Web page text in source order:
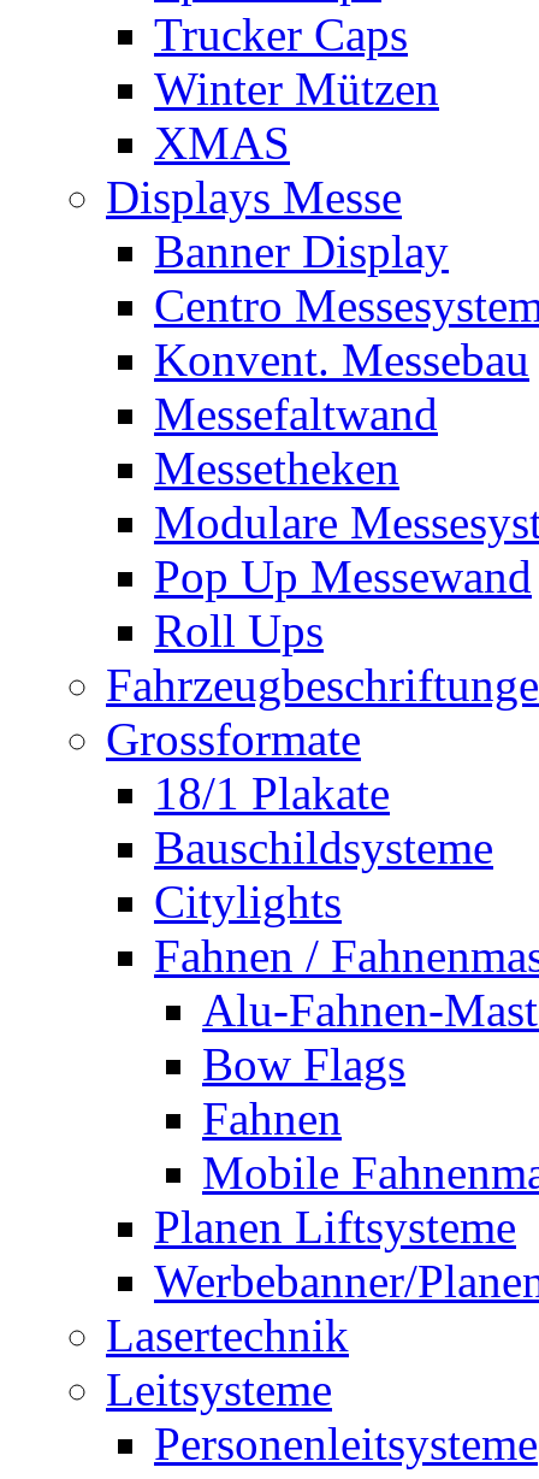
Trucker Caps
Winter Mützen
XMAS
Displays Messe
Banner Display
Centro
Konvent. Messebau
Messefaltwand
Messetheken
Modulare
Pop Up Messewand
Roll Ups
Grossformate
18/1 Plakate
Bauschildsysteme
Citylights
Fahnen /
Alu-Fahnen-
Bow Flags
Fahnen
Mobile
Planen Liftsysteme
Werbebanner/
Lasertechnik
Leitsysteme
Personenleitsysteme